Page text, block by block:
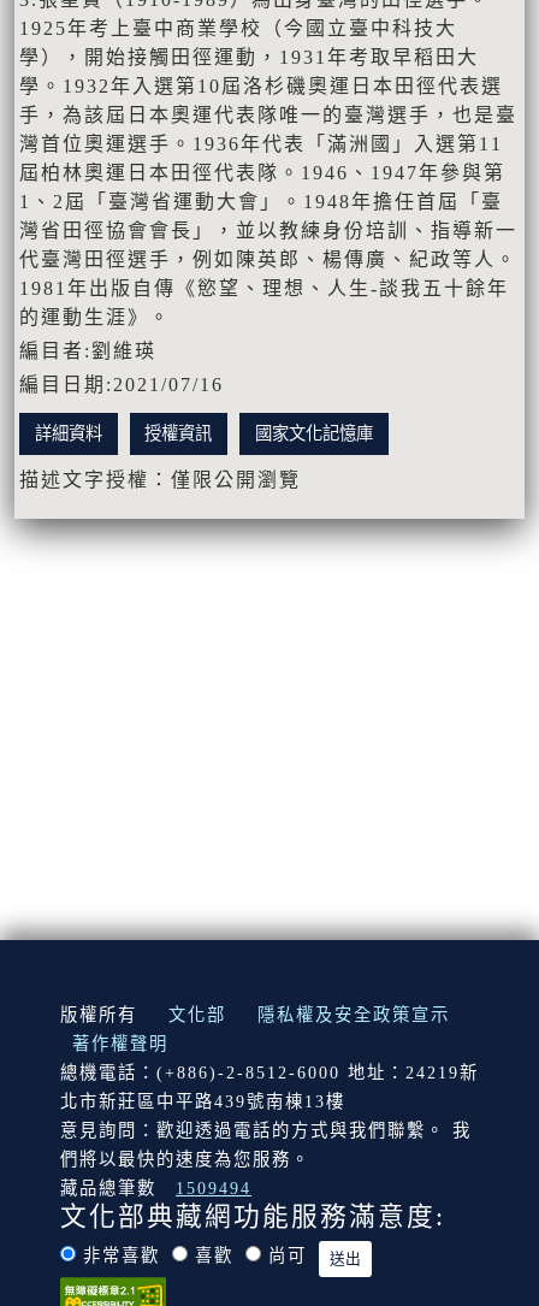
1925年考上臺中商業學校（今國立臺中科技大
學），開始接觸田徑運動，1931年考取早稻田大
學。1932年入選第10屆洛杉磯奧運日本田徑代表選
手，為該屆日本奧運代表隊唯一的臺灣選手，也是臺
灣首位奧運選手。1936年代表「滿洲國」入選第11
屆柏林奧運日本田徑代表隊。1946、1947年參與第
1、2屆「臺灣省運動大會」。1948年擔任首屆「臺
灣省田徑協會會長」，並以教練身份培訓、指導新一
代臺灣田徑選手，例如陳英郎、楊傳廣、紀政等人。
1981年出版自傳《慾望、理想、人生-談我五十餘年
的運動生涯》。
編目者:劉維瑛
編目日期:2021/07/16
詳細資料 授權資訊 國家文化記憶庫
描述文字授權：僅限公開瀏覽
:::
版權所有 文化部
隱私權及安全政策宣示
著作權聲明
總機電話：(+886)-2-8512-6000 地址：24219新
北市新莊區中平路439號南棟13樓
意見詢問：歡迎透過電話的方式與我們聯繫。 我
們將以最快的速度為您服務。
藏品總筆數
1509494
文化部典藏網功能服務滿意度:
非常喜歡 喜歡 尚可